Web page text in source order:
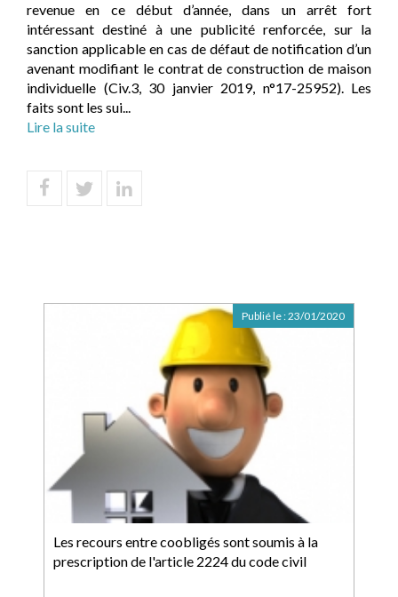
revenue en ce début d’année, dans un arrêt fort
intéressant destiné à une publicité renforcée, sur la
sanction applicable en cas de défaut de notification d’un
avenant modifiant le contrat de construction de maison
individuelle (Civ.3, 30 janvier 2019, n°17-25952). Les
faits sont les sui...
Lire la suite
Les recours entre coobligés sont soumis à la
prescription de l'article 2224 du code civil
Publié le :23/01/2020